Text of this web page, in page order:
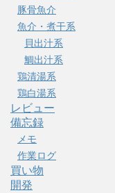
豚骨魚介
魚介・煮干系
貝出汁系
鯛出汁系
鶏清湯系
鶏白湯系
レビュー
備忘録
メモ
作業ログ
買い物
開発